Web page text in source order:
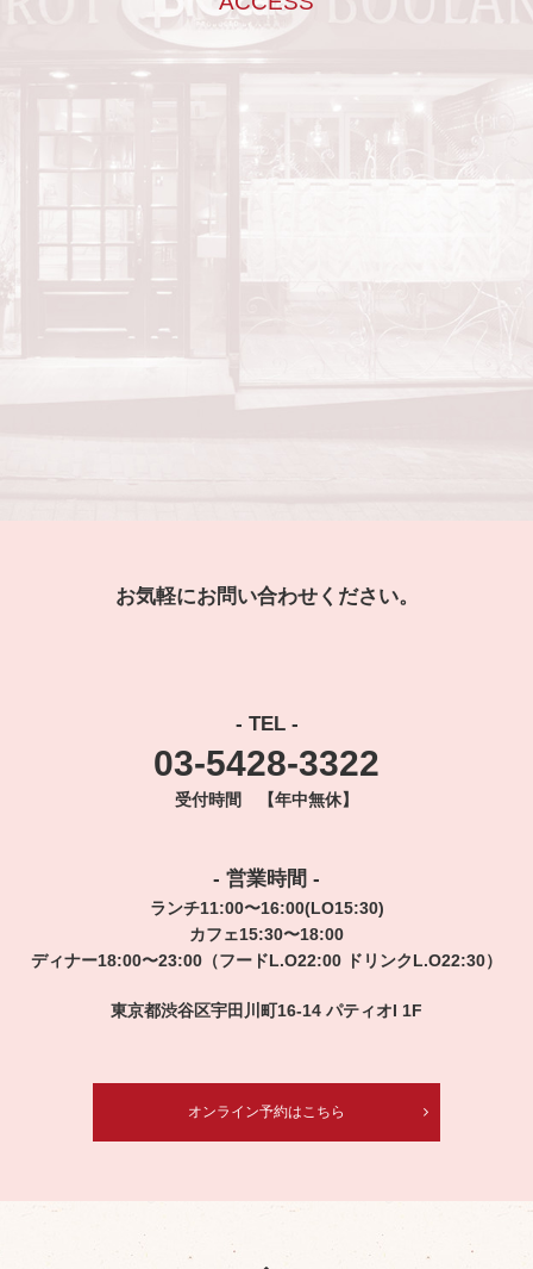
お気軽にお問い合わせください。
- TEL -
03-5428-3322
受付時間 【年中無休】
- 営業時間 -
ランチ11:00〜16:00(LO15:30)
カフェ15:30〜18:00
ディナー18:00〜23:00（フードL.O22:00 ドリンクL.O22:30）
東京都渋谷区宇田川町16-14 パティオI 1F
オンライン予約はこちら